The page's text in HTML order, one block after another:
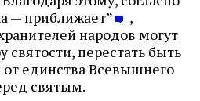
— приближает”
,
народов могут
святости, перестать быть
единства Всевышнего
святым.